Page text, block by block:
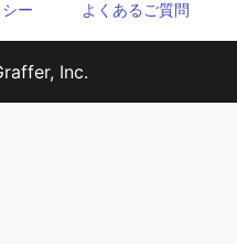
ー よくあるご質問
Inc.